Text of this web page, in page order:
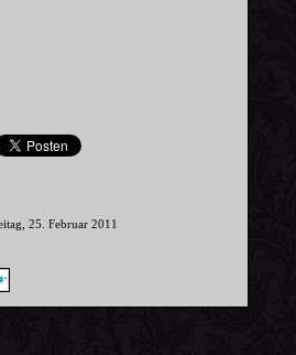
25. Februar 2011